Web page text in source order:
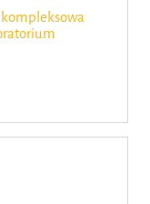
kompleksowa